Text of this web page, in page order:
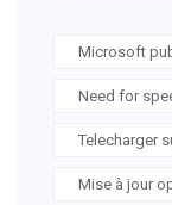
Microsoft
Need for
Telecharger
Mise à jour